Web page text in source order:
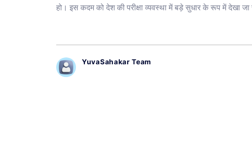
हो। इस कदम को देश की परीक्षा व्यवस्था में बड़े सुधार के रूप में देखा जा
YuvaSahakar Team